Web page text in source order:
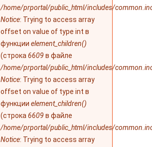
/home/prportal/public_html/includes/
Notice: Trying to access array
offset on value of type int в
функции element_children()
(строка 6609 в файле
/home/prportal/public_html/includes/
Notice: Trying to access array
offset on value of type int в
функции element_children()
(строка 6609 в файле
/home/prportal/public_html/includes/
Notice: Trying to access array